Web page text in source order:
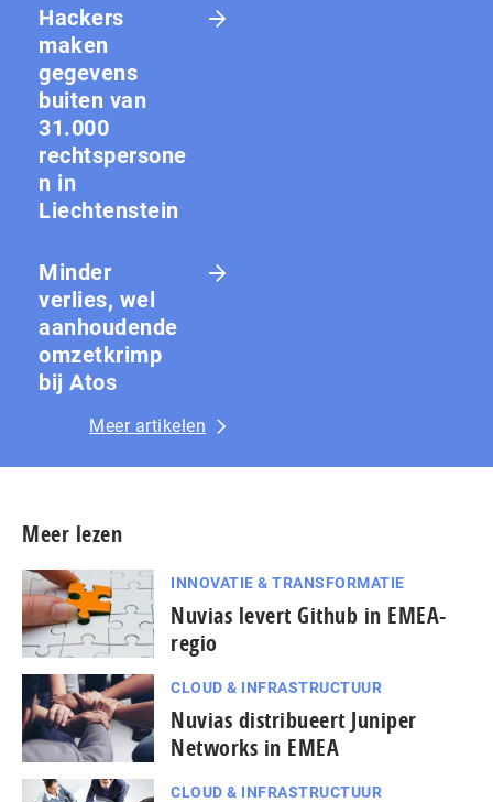
Hackers
maken
gegevens
buiten van
31.000
rechtspersone
n in
Liechtenstein
Minder
verlies, wel
aanhoudende
omzetkrimp
bij Atos
Meer artikelen
Meer lezen
INNOVATIE & TRANSFORMATIE
Nuvias levert Github in EMEA-
regio
CLOUD & INFRASTRUCTUUR
Nuvias distribueert Juniper
Networks in EMEA
CLOUD & INFRASTRUCTUUR